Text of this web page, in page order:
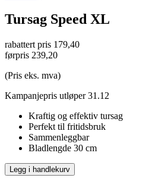
Tursag Speed XL
rabattert pris 179,40
førpris 239,20
(Pris eks. mva)
Kampanjepris utløper 31.12
Kraftig og effektiv tursag
Perfekt til fritidsbruk
Sammenleggbar
Bladlengde 30 cm
Legg i handlekurv